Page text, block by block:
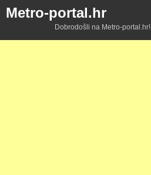
Metro-portal.hr
Dobrodošli na Metro-portal.hr!